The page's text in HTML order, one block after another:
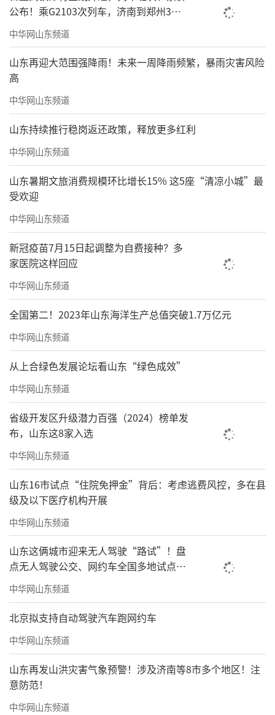
公布！乘G2103次列车，济南到郑州3小
时到达
中华网山东频道
山东再迎大范围强降雨！未来一周降雨频繁，暴雨灾害风险
高
中华网山东频道
山东持续推行稳岗返还政策，释放更多红利
中华网山东频道
山东暑期文旅消费规模环比增长15% 这5座“清凉小城”最
受欢迎
中华网山东频道
新冠疫苗7月15日起调整为自费接种？多
家医院这样回应
中华网山东频道
全国第二！2023年山东海洋生产总值突破1.7万亿元
中华网山东频道
从上合绿色发展论坛看山东“绿色成效”
中华网山东频道
省级开发区升级潜力百强（2024）榜单发
布，山东这8家入选
中华网山东频道
山东16市试点“住院免押金”背后：考虑逃费风控，多在县
级及以下医疗机构开展
中华网山东频道
山东这俩城市迎来无人驾驶“路试”！盘
点无人驾驶公交、网约车全国多地试点之
路
中华网山东频道
北京拟支持自动驾驶汽车跑网约车
中华网山东频道
山东再发山洪灾害气象预警！涉及济南等8市多个地区！注
意防范！
中华网山东频道